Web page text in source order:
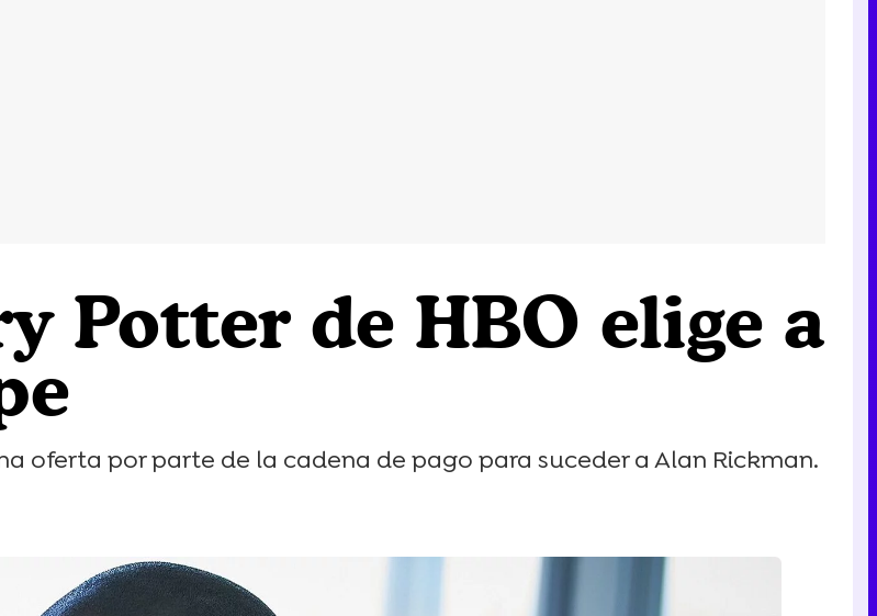
Potter de HBO elige a
oferta por parte de la cadena de pago para suceder a Alan Rickman.